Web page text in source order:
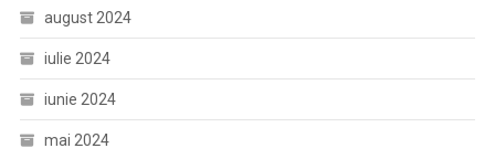
august 2024
iulie 2024
iunie 2024
mai 2024